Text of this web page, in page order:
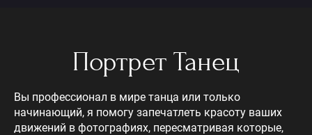
Портрет Танец
Вы профессионал в мире танца или только
начинающий, я помогу запечатлеть красоту ваших
движений в фотографиях, пересматривая которые,